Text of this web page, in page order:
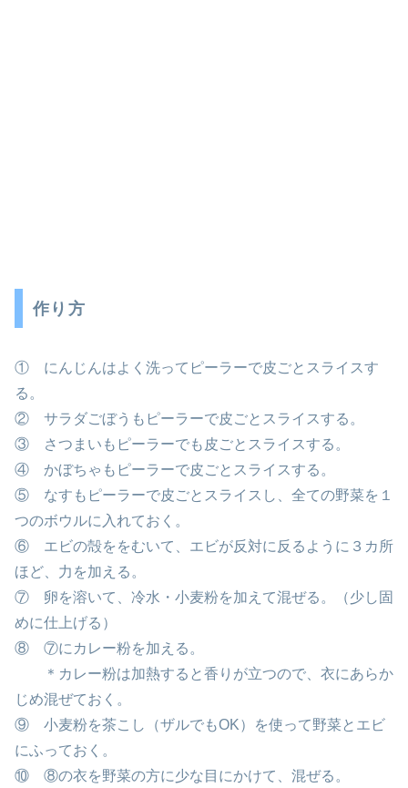
作り方
① にんじんはよく洗ってピーラーで皮ごとスライスす
る。
② サラダごぼうもピーラーで皮ごとスライスする。
③ さつまいもピーラーでも皮ごとスライスする。
④ かぼちゃもピーラーで皮ごとスライスする。
⑤ なすもピーラーで皮ごとスライスし、全ての野菜を１
つのボウルに入れておく。
⑥ エビの殻ををむいて、エビが反対に反るように３カ所
ほど、力を加える。
⑦ 卵を溶いて、冷水・小麦粉を加えて混ぜる。（少し固
めに仕上げる）
⑧ ⑦にカレー粉を加える。
＊カレー粉は加熱すると香りが立つので、衣にあらか
じめ混ぜておく。
⑨ 小麦粉を茶こし（ザルでもOK）を使って野菜とエビ
にふっておく。
⑩ ⑧の衣を野菜の方に少な目にかけて、混ぜる。